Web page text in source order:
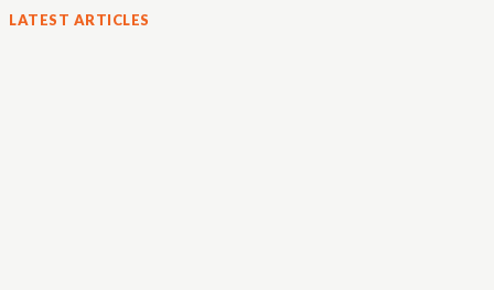
LATEST ARTICLES